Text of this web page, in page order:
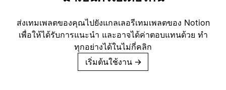
ส่งเทมเพลตของคุณไปยังแกลเลอรีเทมเพลตของ Notion
เพื่อให้ได้รับการแนะนำ และอาจได้ค่าตอบแทนด้วย ทำ
ทุกอย่างได้ในไม่กี่คลิก
เริ่มต้นใช้งาน →